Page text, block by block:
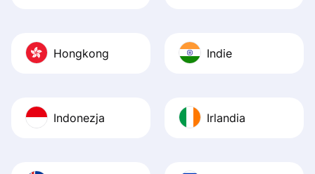
Hongkong Indie
Indonezja Irlandia